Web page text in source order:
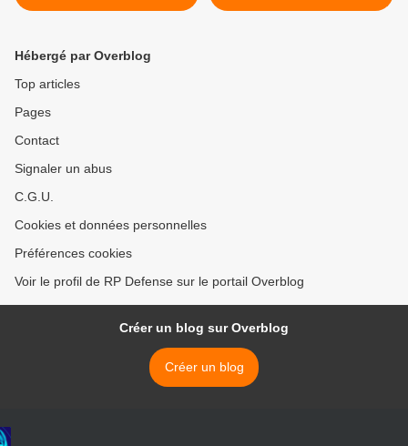
the HMMWV
Hébergé par Overblog
Top articles
Pages
Contact
Signaler un abus
C.G.U.
Cookies et données personnelles
Préférences cookies
Voir le profil de RP Defense sur le portail Overblog
Créer un blog sur Overblog
Créer un blog